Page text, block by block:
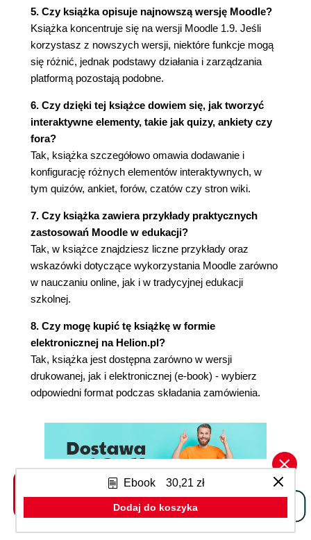
Pliki pakietów językowych (84)
Ustawienia językowe (85)
Ustawienia zabezpieczeń (89)
Filtry (95)
Konfiguracja strony głównej (98)
Ustawienia strony głównej (99)
Kopie bezpieczeństwa (105)
Zadania programu cron (105)
Podsumowanie (106)
Rozdział 4. Tworzenie kategorii i kursów (107)
Tworzenie kategorii kursów (109)
Ustalanie kolejności kursów (109)
Dodawanie kursu do kilku kategorii (110)
Zmiana kategorii kursu (111)
Ustawienia kursu (112)
Ręczne zapisywanie nauczycieli i uczniów (128)
Podsumowanie (153)
Rozdział 5. Dodawanie materiału statycznego do
kursu (155)
Jakie rodzaje materiałów statycznych można
Pliki (158)
Do czego służy przesyłanie plików? (158)
Typy plików (159)
Zamieszczanie odnośników do przesłanych
plików (160)
Kiedy warto korzystać z przesyłania plików?
5. Czy książka opisuje najnowszą wersję Moodle?
Książka koncentruje się na wersji Moodle 1.9. Jeśli
korzystasz z nowszych wersji, niektóre funkcje mogą
się różnić, jednak podstawy działania i zarządzania
platformą pozostają podobne.
6. Czy dzięki tej książce dowiem się, jak tworzyć
interaktywne elementy, takie jak quizy, ankiety czy
fora?
Tak, książka szczegółowo omawia dodawanie i
konfigurację różnych elementów interaktywnych, w
tym quizów, ankiet, forów, czatów czy stron wiki.
7. Czy książka zawiera przykłady praktycznych
zastosowań Moodle w edukacji?
Tak, w książce znajdziesz liczne przykłady oraz
wskazówki dotyczące wykorzystania Moodle zarówno
w nauczaniu online, jak i w tradycyjnej edukacji
szkolnej.
8. Czy mogę kupić tę książkę w formie
elektronicznej na Helion.pl?
Tak, książka jest dostępna zarówno w wersji
drukowanej, jak i elektronicznej (e-book) - wybierz
odpowiedni format podczas składania zamówienia.
Ebook 30,21 zł
Dodaj do koszyka
Program partnerski -